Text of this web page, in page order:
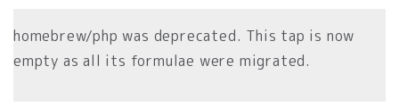
homebrew/php was deprecated. This tap is now
empty as all its formulae were migrated.